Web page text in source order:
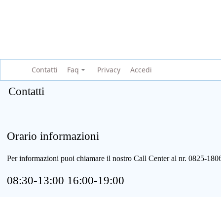
Contatti Faq Privacy Accedi
Contatti
Orario informazioni
Per informazioni puoi chiamare il nostro Call Center al nr. 0825-
08:30-13:00 16:00-19:00